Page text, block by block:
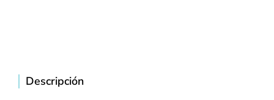
Descripción